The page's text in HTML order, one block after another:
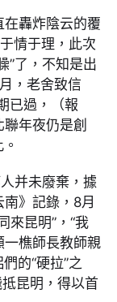
轟炸陰云的覆
情于理，此次
”了，不知是出
，老舍致信
已過，（報
年夜仍是創
并未廢棄，據
南》記錄，8月
來昆明”，“我
一樵師長教師親
的“硬拉”之
昆明，得以首